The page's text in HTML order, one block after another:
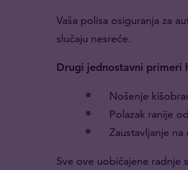
Vaša polisa osiguranja za
slučaju nesreće.
Drugi jednostavni primeri
Nošenje
Polazak ranije
Zaustavljanje
Sve ove uobičajene radnje